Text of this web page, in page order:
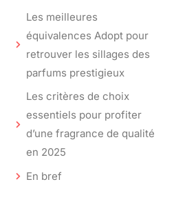
Les meilleures
équivalences Adopt pour
retrouver les sillages des
parfums prestigieux
Les critères de choix
essentiels pour profiter
d’une fragrance de qualité
en 2025
En bref